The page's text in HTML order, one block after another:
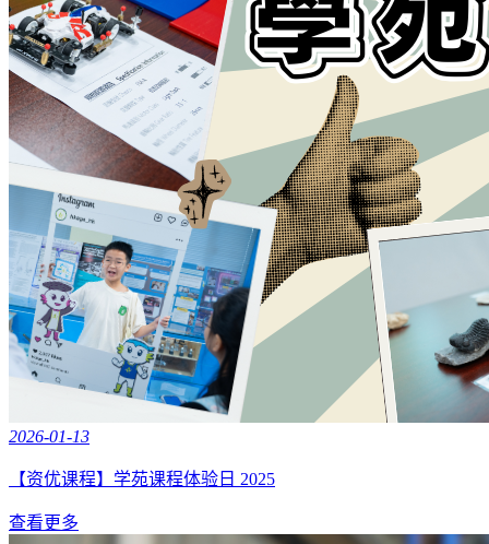
2026-01-13
【资优课程】学苑课程体验日 2025
查看更多